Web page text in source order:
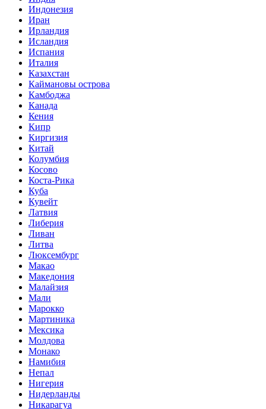
Индонезия
Иран
Ирландия
Исландия
Испания
Италия
Казахстан
Каймановы острова
Камбоджа
Канада
Кения
Кипр
Киргизия
Китай
Колумбия
Косово
Коста-Рика
Куба
Кувейт
Латвия
Либерия
Ливан
Литва
Люксембург
Макао
Македония
Малайзия
Мали
Марокко
Мартиника
Мексика
Молдова
Монако
Намибия
Непал
Нигерия
Нидерланды
Никарагуа